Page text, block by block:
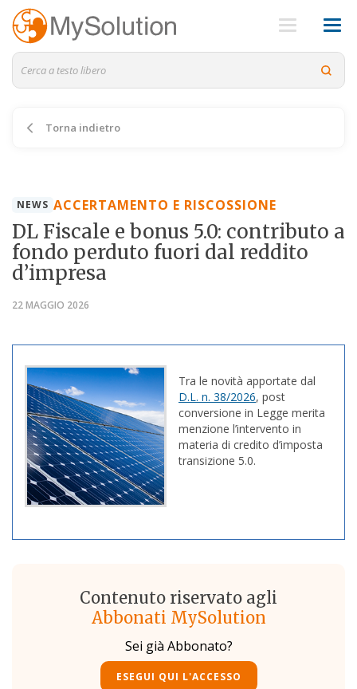
Torna indietro
NEWS ACCERTAMENTO E RISCOSSIONE
DL Fiscale e bonus 5.0: contributo a
fondo perduto fuori dal reddito
d’impresa
22 MAGGIO 2026
Tra le novità apportate dal
D.L. n. 38/2026, post
conversione in Legge merita
menzione l’intervento in
materia di credito d’imposta
transizione 5.0.
Contenuto riservato agli
Abbonati MySolution
Sei già Abbonato?
ESEGUI QUI L'ACCESSO